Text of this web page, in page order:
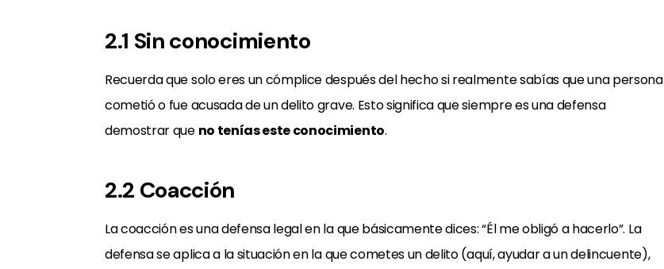
2.1 Sin conocimiento
Recuerda que solo eres un cómplice después del hecho si realmente sabías que una persona
cometió o fue acusada de un delito grave. Esto significa que siempre es una defensa
demostrar que no tenías este conocimiento.
2.2 Coacción
La coacción es una defensa legal en la que básicamente dices: “Él me obligó a hacerlo”. La
defensa se aplica a la situación en la que cometes un delito (aquí, ayudar a un delincuente),